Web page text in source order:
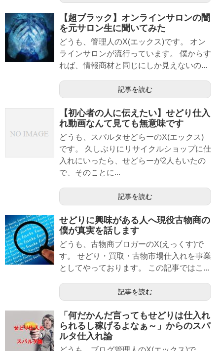
【超ブラック】オンラインサロンの闇
を元サロン生に聞いてみた
どうも、管理人のX(エックス)です。 オン
ラインサロンが流行っています。 僕からす
れば、情報商材と同じにしか見えないの...
記事を読む
【初心者の人に伝えたい】せどり仕入
れ動画なんて見ても無意味です
どうも、スパルタせどらーのX(エックス)
です。 久しぶりにリサイクルショップに仕
入れにいったら、せどらーが2人もいたの
で、そのことに...
記事を読む
せどりに興味がある人へ現役古物商の
僕が真実を話します
どうも、古物商ブロガーのX(えっくす)で
す。 せどり・買取・古物市場仕入れを事業
としてやっております。 この記事ではこ...
記事を読む
「何だかんだ言ってもせどりは仕入れ
られるし稼げるよなぁ～」からのスパ
ルタ仕入れ論